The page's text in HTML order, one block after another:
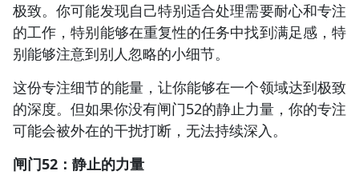
极致。你可能发现自己特别适合处理需要耐心和专注
的工作，特别能够在重复性的任务中找到满足感，特
别能够注意到别人忽略的小细节。
这份专注细节的能量，让你能够在一个领域达到极致
的深度。但如果你没有闸门52的静止力量，你的专注
可能会被外在的干扰打断，无法持续深入。
闸门52：静止的力量